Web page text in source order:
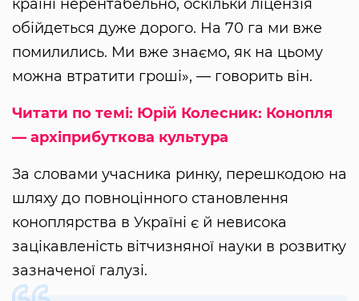
країні нерентабельно, оскільки ліцензія
обійдеться дуже дорого. На 70 га ми вже
помилились. Ми вже знаємо, як на цьому
можна втратити гроші», — говорить він.
Читати по темі: Юрій Колесник: Конопля
— архіприбуткова культура
За словами учасника ринку, перешкодою на
шляху до повноцінного становлення
коноплярства в Україні є й невисока
зацікавленість вітчизняної науки в розвитку
зазначеної галузі.